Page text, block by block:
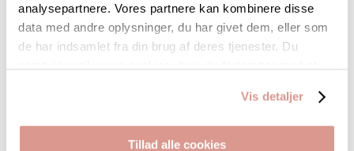
analysepartnere. Vores partnere kan kombinere disse
data med andre oplysninger, du har givet dem, eller som
de har indsamlet fra din brug af deres tjenester. Du
Vis detaljer
Tillad alle cookies
Andre fordele
fornemmelsen af at have 5 liter væske, tyngende på bagsiden, når jeg
beskrive. Den fornemmelse er der heller ikke mere. Jeg kan få den hvis jeg